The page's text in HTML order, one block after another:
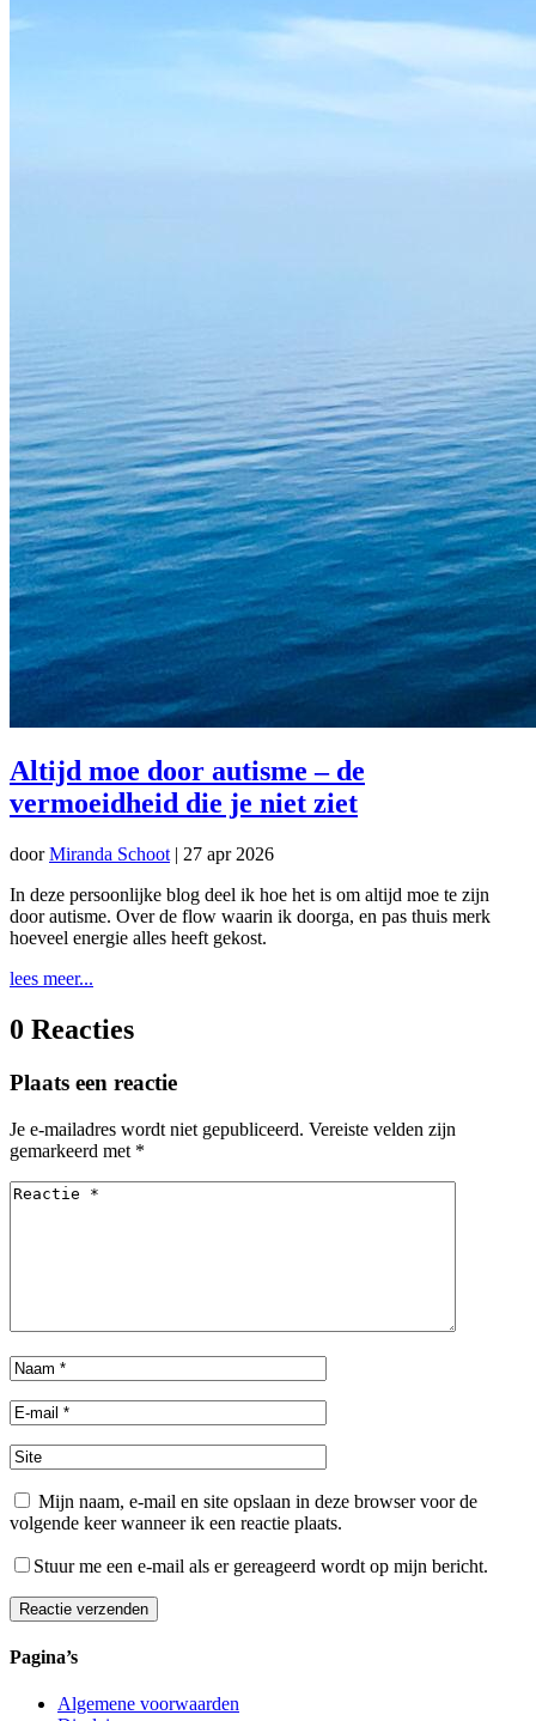
Altijd moe door autisme – de
vermoeidheid die je niet ziet
doorMiranda Schoot | 27 apr 2026
In deze persoonlijke blog deel ik hoe het is om altijd moe te zijn
door autisme. Over de flow waarin ik doorga, en pas thuis merk
hoeveel energie alles heeft gekost.
lees meer...
0 Reacties
Plaats een reactie
Je e-mailadres wordt niet gepubliceerd. Vereiste velden zijn
gemarkeerd met *
Mijn naam, e-mail en site opslaan in deze browser voor de
volgende keer wanneer ik een reactie plaats.
Stuur me een e-mail als er gereageerd wordt op mijn bericht.
Reactie verzenden
Alternative:
Pagina’s
Algemene voorwaarden